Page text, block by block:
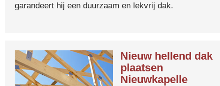
garandeert hij een duurzaam en lekvrij dak.
Nieuw hellend dak
plaatsen
Nieuwkapelle